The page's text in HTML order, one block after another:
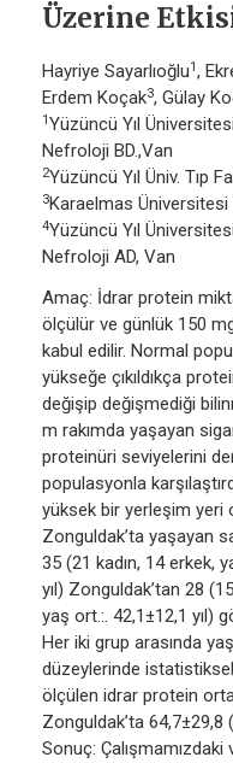
Üzerine
Hayriye Sayarlıoğlu1,
Erdem Koçak3, Gülay
1Yüzüncü Yıl
Nefroloji BD.,Van
2Yüzüncü Yıl Üniv. Tıp
3Karaelmas Üniversitesi
4Yüzüncü Yıl
Nefroloji AD, Van
Amaç: İdrar protein
ölçülür ve günlük 150
kabul edilir. Normal
yükseğe çıkıldıkça
değişip değişmediği
m rakımda yaşayan
proteinüri seviyelerini
populasyonla
yüksek bir yerleşim yeri
Zonguldak’ta yaşayan
35 (21 kadın, 14 erkek,
yıl) Zonguldak’tan 28
yaş ort.:. 42,1±12,1 yıl)
Her iki grup arasında
düzeylerinde
ölçülen idrar protein
Zonguldak’ta
Sonuç: